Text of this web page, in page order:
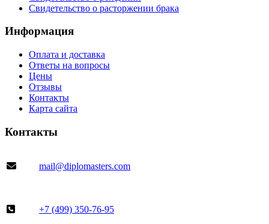
Свидетельство о расторжении брака
Информация
Оплата и доставка
Ответы на вопросы
Цены
Отзывы
Контакты
Карта сайта
Контакты
mail@diplomasters.com
+7 (499) 350-76-95